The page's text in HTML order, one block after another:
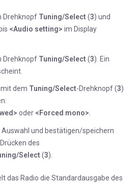
Drehknopf Tuning/Select (3) und
<Audio setting> im Display
Drehknopf Tuning/Select (3). Ein
dem Tuning/Select-Drehknopf (3)
oder <Forced mono>
und bestätigen/speichern
des
Select (3).
das Radio die Standardausgabe des